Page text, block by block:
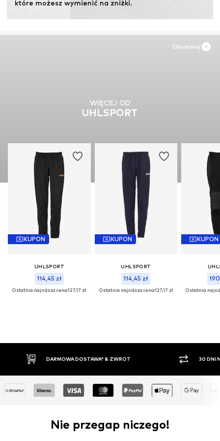
które możesz wymienić na zniżki.
WIĘCEJ OD
UHLSPORT
KUPON
UHLSPORT
114,45 zł
Ostatnia najniższa cena:127,17 zł
KUPON
UHLSPORT
114,45 zł
Ostatnia najniższa cena:127,17 zł
KUPON
Ostatnia
Obserwuj
DARMOWA DOSTAWA* & ZWROT 30 DNI
Nie przegap niczego!